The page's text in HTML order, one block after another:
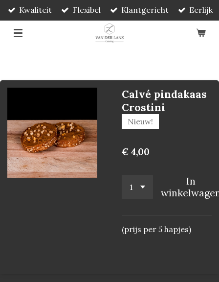
Ga
direct
naar
Kwaliteit Flexibel Klantgericht Eerlijk
Calvé pindakaas
Crostini
Nieuw!
€ 4,00
In
(prijs per 5 hapjes)